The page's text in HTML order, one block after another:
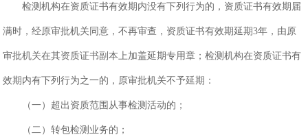
检测机构在资质证书有效期内没有下列行为的，资质证书有效期届
满时，经原审批机关同意，不再审查，资质证书有效期延期3年，由原
审批机关在其资质证书副本上加盖延期专用章；检测机构在资质证书有
效期内有下列行为之一的，原审批机关不予延期：
（一）超出资质范围从事检测活动的；
（二）转包检测业务的；